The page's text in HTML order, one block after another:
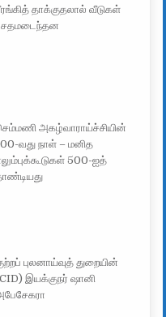
தாக்குதலால் வீடுகள்
அகழ்வாராய்ச்சியின்
வது நாள் – மனித
500-ஐத்
புலனாய்வுத் துறையின்
இயக்குநர் ஷானி